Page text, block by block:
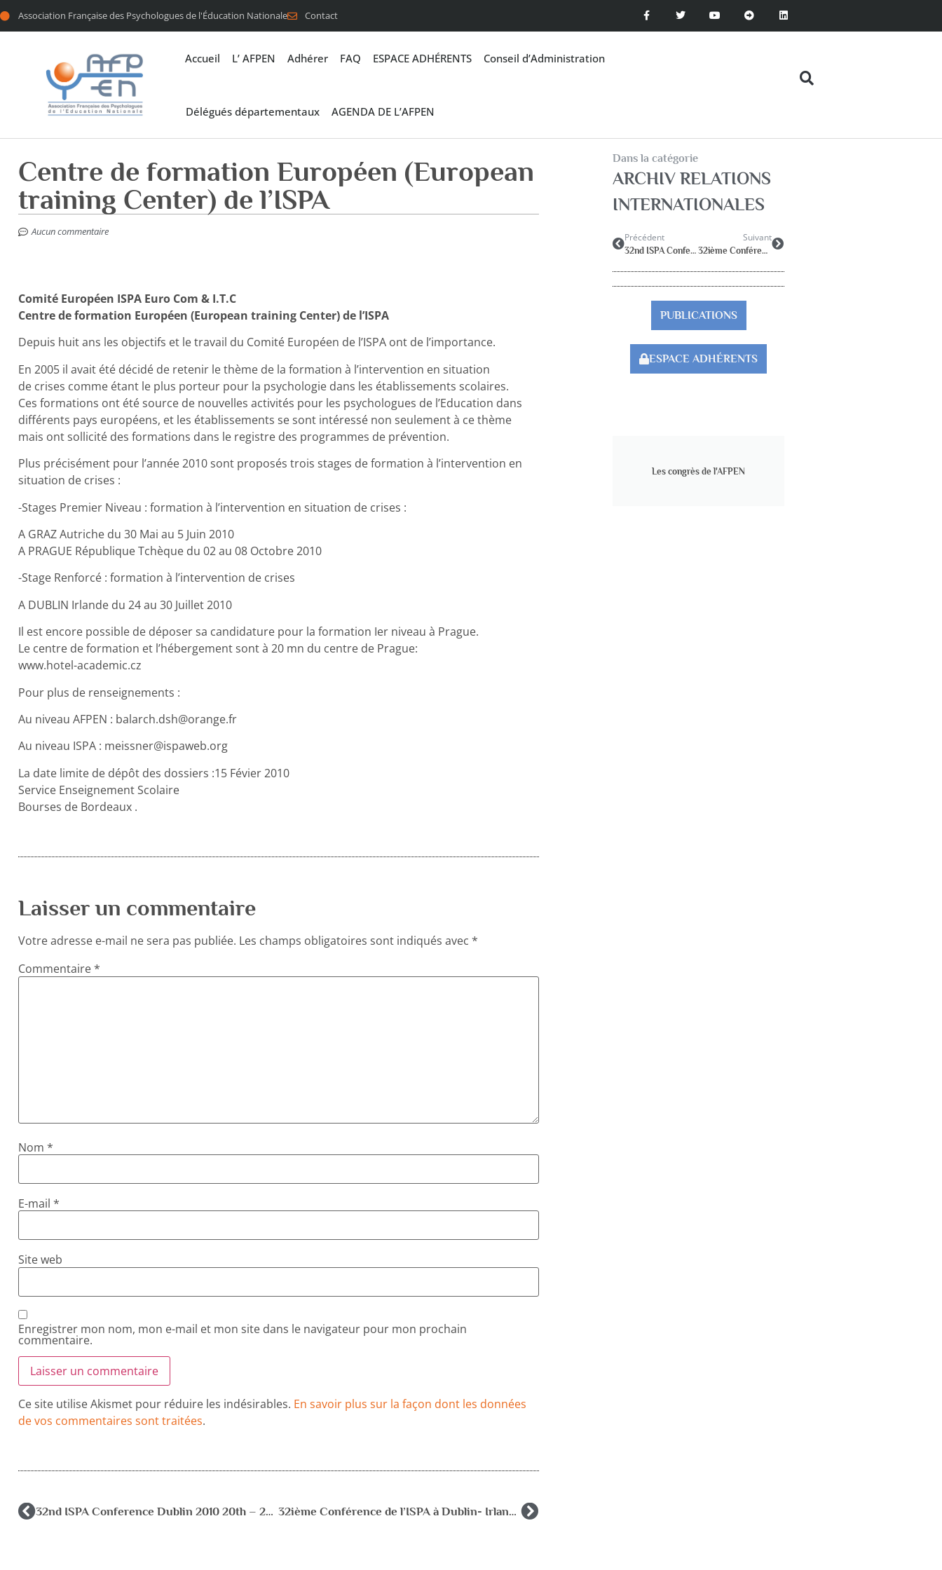
Association Française des Psychologues de l'Éducation Nationale Contact
Accueil L’ AFPEN Adhérer FAQ ESPACE ADHÉRENTS Conseil d’Administration
Délégués départementaux AGENDA DE L’AFPEN
Centre de formation Européen (European
training Center) de l’ISPA
Aucun commentaire
Comité Européen ISPA Euro Com & I.T.C
Centre de formation Européen (European training Center) de l’ISPA
Depuis huit ans les objectifs et le travail du Comité Européen de l’ISPA ont de l’importance.
En 2005 il avait été décidé de retenir le thème de la formation à l’intervention en situation
de crises comme étant le plus porteur pour la psychologie dans les établissements scolaires.
Ces formations ont été source de nouvelles activités pour les psychologues de l’Education dans
différents pays européens, et les établissements se sont intéressé non seulement à ce thème
mais ont sollicité des formations dans le registre des programmes de prévention.
Plus précisément pour l’année 2010 sont proposés trois stages de formation à l’intervention en
situation de crises :
-Stages Premier Niveau : formation à l’intervention en situation de crises :
A GRAZ Autriche du 30 Mai au 5 Juin 2010
A PRAGUE République Tchèque du 02 au 08 Octobre 2010
-Stage Renforcé : formation à l’intervention de crises
A DUBLIN Irlande du 24 au 30 Juillet 2010
Il est encore possible de déposer sa candidature pour la formation Ier niveau à Prague.
Le centre de formation et l’hébergement sont à 20 mn du centre de Prague:
www.hotel-academic.cz
Pour plus de renseignements :
Au niveau AFPEN : balarch.dsh@orange.fr
Au niveau ISPA : meissner@ispaweb.org
La date limite de dépôt des dossiers :15 Févier 2010
Service Enseignement Scolaire
Bourses de Bordeaux .
Laisser un commentaire
Votre adresse e-mail ne sera pas publiée. Les champs obligatoires sont indiqués avec *
Commentaire*
Nom *
E-mail *
Site web
Enregistrer mon nom, mon e-mail et mon site dans le navigateur pour mon prochain
commentaire.
Ce site utilise Akismet pour réduire les indésirables. En savoir plus sur la façon dont les données
de vos commentaires sont traitées.
32nd ISPA Conference Dublin 2010 20th – 24th July 32ième Conférence de l’ISPA à Dublin- Irlande-
Dans la catégorie
ARCHIV RELATIONS
INTERNATIONALES
Précédent
32nd ISPA Conference Dublin 2010 20th – 24th July
Suivant
32ième Conférence de l’ISPA à Dublin- Irlande-
PUBLICATIONS
ESPACE ADHÉRENTS
Les congrès de l'AFPEN